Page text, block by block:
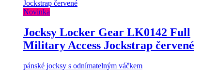
Novinka
Jocksy Locker Gear LK0142 Full
Military Access Jockstrap červené
pánské jocksy s odnímatelným váčkem